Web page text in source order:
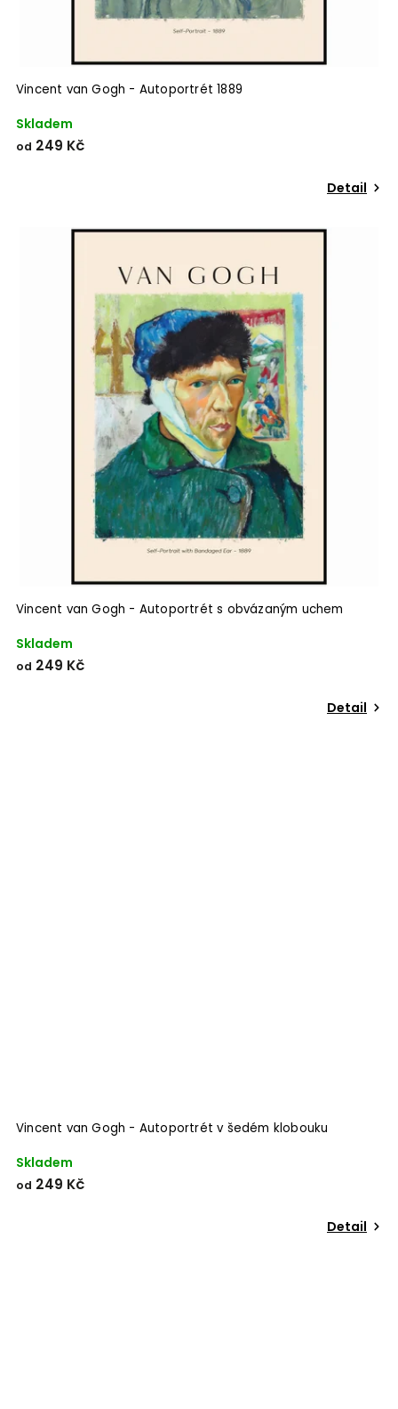
Vincent van Gogh - Autoportrét 1889
Skladem
od 249 Kč
Detail
Vincent van Gogh - Autoportrét s obvázaným uchem
Skladem
od 249 Kč
Detail
Vincent van Gogh - Autoportrét v šedém klobouku
Skladem
od 249 Kč
Detail